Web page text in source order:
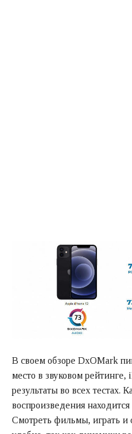
В своем обзоре DxOMark
место в звуковом рейтинге,
результаты во всех тестах.
воспроизведения
Смотреть фильмы, играть и